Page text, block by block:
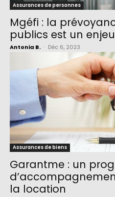
Assurances de personnes
Mgéfi : la
publics est un
Antonia B. Déc 6, 2023
Assurances de biens
Garantme : un
la location